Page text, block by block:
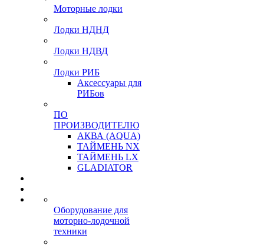
Моторные лодки
Лодки НДНД
Лодки НДВД
Лодки РИБ
Аксессуары для
РИБов
ПО
ПРОИЗВОДИТЕЛЮ
АКВА (AQUA)
ТАЙМЕНЬ NX
ТАЙМЕНЬ LX
GLADIATOR
Оборудование для
моторно-лодочной
техники